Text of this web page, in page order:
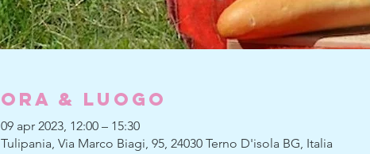
Ora & Luogo
09 apr 2023, 12:00 – 15:30
Tulipania, Via Marco Biagi, 95, 24030 Terno D'isola BG, Italia